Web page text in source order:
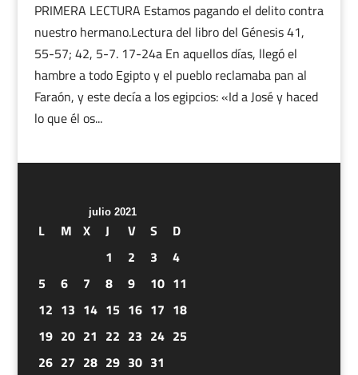
PRIMERA LECTURA Estamos pagando el delito contra
nuestro hermano.Lectura del libro del Génesis 41,
55-57; 42, 5-7. 17-24a En aquellos días, llegó el
hambre a todo Egipto y el pueblo reclamaba pan al
Faraón, y este decía a los egipcios: «Id a José y haced
lo que él os...
julio 2021
L M X J V S
D
1
2 3
4
5
6 7 8 9 10 11
12 13 14 15 16 17 18
19 20 21 22 23 24 25
26 27 28 29 30 31